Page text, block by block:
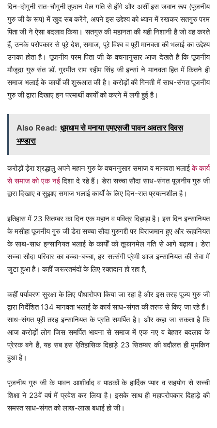
दिन-दोगुनी रात-चौगुनी तूफान मेल गति से होंगे और असीं इस जवान रूप (पूजनीय
गुरु जी के रूप) में खुद सब करेंगे, अपने इस उद्देश्य को ध्यान में रखकर सतगुरु परम
पिता जी ने ऐसा बदलाव किया। सतगुरु की महानता की यही निशानी है जो वह करते
हैं, उनके परोपकार से पूरे देश, समाज, पूरे विश्व व पूरी मानवता की भलाई का उद्देश्य
उनका होता है। पूजनीय परम पिता जी के वचनानुसार आज देखते हैं कि पूजनीय
मौजूदा गुरु संत डॉ. गुरमीत राम रहीम सिंह जी इन्सां ने मानवता हित में कितने ही
समाज भलाई के कार्याें की शुरूआत की है। करोड़ों की गिनती में साध-संगत पूजनीय
गुरु जी द्वारा दिखाए इन परमार्थी कार्याें को करने में लगी हुई है।
Also Read: धूमधाम से मनाया एमएसजी पावन अवतार दिवस
भण्डारा
करोड़ों ड़ेरा श्रद्धालु अपने महान गुरु के वचननुसार समाज व मानवता भलाईके कार्य
से समाज को एक नईदिशा दे रहे हैं। डेरा सच्चा सौदा साध-संगत पूजनीय गुरु जी
द्वारा दिखाए व सुझाए समाज भलाई कार्यों के लिए दिन-रात प्रयत्नशील है।
इतिहास में 23 सितम्बर का दिन एक महान व पवित्र दिहाड़ा है। इस दिन इन्सानियत
के मसीहा पूजनीय गुरु जी डेरा सच्चा सौदा गुरुगद्दी पर विराजमान हुए और रूहानियत
के साथ-साथ इन्सानियत भलाई के कार्याें को तूफानमेल गति से आगे बढ़ाया। डेरा
सच्चा सौदा परिवार का बच्चा-बच्चा, हर सत्संगी प्रेमी आज इन्सानियत की सेवा में
जुटा हुआ है। कहीं जरूरतमंदों के लिए रक्तदान हो रहा है,
कहीं पर्यावरण सुरक्षा के लिए पौधारोपण किया जा रहा है और इस तरह पूज्य गुरु जी
द्वारा निर्देशित 134 मानवता भलाई के कार्य साध-संगत की तरफ से किए जा रहे हैं।
साध-संगत पूरी तरह इन्सानियत के प्रति समर्पित है। और कहा जा सकता है कि
आज करोड़ों लोग जिस समर्पित भावना से समाज में एक नए व बेहतर बदलाव के
प्रेरक बने हैं, यह सब इस ऐतिहासिक दिहाड़े 23 सितम्बर की बदौलत ही मुमकिन
हुआ है।
पूजनीय गुरु जी के पावन आशीर्वाद व पाठकों के हार्दिक प्यार व सहयोग से सच्ची
शिक्षा ने 23वें वर्ष में प्रवेश कर लिया है। इसके साथ ही महापरोपकार दिहाड़े की
समस्त साध-संगत को लाख-लाख बधाई हो जी।